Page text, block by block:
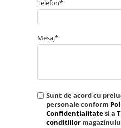
Telefon*
Mesaj*
Sunt de acord cu
personale conform
Confidentialitatesi a
conditiilor